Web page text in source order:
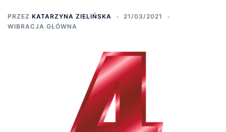
PRZEZ KATARZYNA ZIELIŃSKA
21/03/2021
WIBRACJA GŁÓWNA